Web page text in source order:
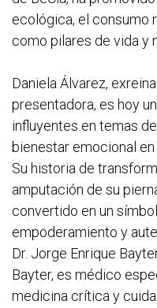
ecológica, el consumo
como pilares de vida y
Daniela Álvarez,
presentadora, es hoy
influyentes en temas
bienestar emocional
Su historia de
amputación de su
convertido en un
empoderamiento y
Dr. Jorge Enrique
Bayter, es médico
medicina crítica y